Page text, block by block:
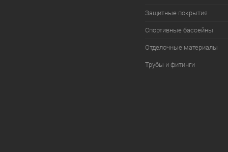
Защитные покрытия
Спортивные бассейны
Отделочные материалы
Трубы и фитинги